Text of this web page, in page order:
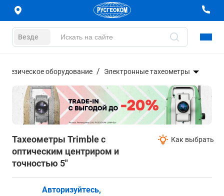
Везде
оборудование Электронные тахеометры
Тахеометры Trimble с
оптическим центриром и
точностью 5"
Как выбрать
Авторизуйтесь,